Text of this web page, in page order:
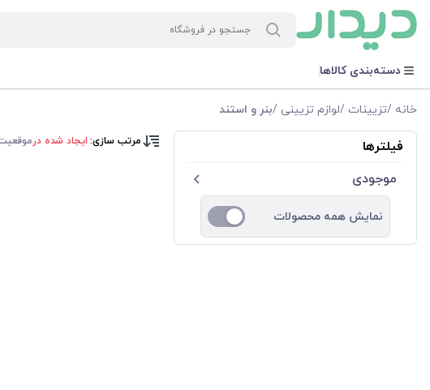
دسته‌بندی کالاها
خانه /تزیینات /لوازم تزیینی /بنر و استند
فیلترها
موجودی
نمایش همه محصولات
مرتب سازی: ایجاد شده در